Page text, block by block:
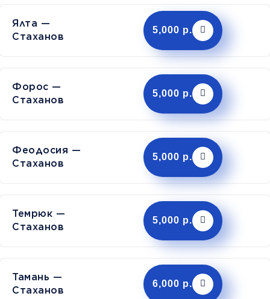
Ялта —
Стаханов
5,000 р.
Форос —
Стаханов
5,000 р.
Феодосия —
Стаханов
5,000 р.
Темрюк —
Стаханов
5,000 р.
Тамань —
Стаханов
6,000 р.